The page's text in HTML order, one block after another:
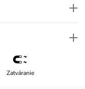
Zatváranie